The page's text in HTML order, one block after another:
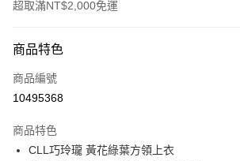
超取滿NT$2,000免運
信用卡一次付款
信用卡分期付款
合作金庫商業銀行
華南商業銀行
超商取貨付款
商品特色
商品編號
10495368
商品特色
CLL巧玲瓏 黃花綠葉方領上衣